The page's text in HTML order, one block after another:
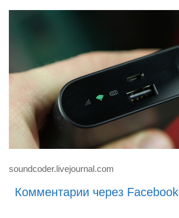
soundcoder.livejournal.com
Комментарии через Facebook